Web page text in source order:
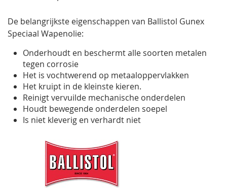
De belangrijkste eigenschappen van Ballistol Gunex
Speciaal Wapenolie:
Onderhoudt en beschermt alle soorten metalen
tegen corrosie
Het is vochtwerend op metaaloppervlakken
Het kruipt in de kleinste kieren.
Reinigt vervuilde mechanische onderdelen
Houdt bewegende onderdelen soepel
Is niet kleverig en verhardt niet